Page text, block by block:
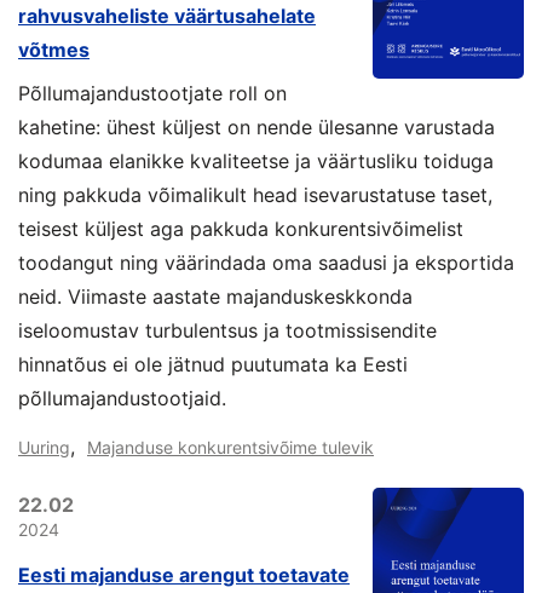
rahvusvaheliste väärtusahelate
võtmes
Põllumajandustootjate roll on
kahetine: ühest küljest on nende ülesanne varustada
kodumaa elanikke kvaliteetse ja väärtusliku toiduga
ning pakkuda võimalikult head isevarustatuse taset,
teisest küljest aga pakkuda konkurentsivõimelist
toodangut ning väärindada oma saadusi ja eksportida
neid. Viimaste aastate majanduskeskkonda
iseloomustav turbulentsus ja tootmissisendite
hinnatõus ei ole jätnud puutumata ka Eesti
põllumajandustootjaid.
Uuring, Majanduse konkurentsivõime tulevik
22.02
2024
Eesti majanduse arengut toetavate